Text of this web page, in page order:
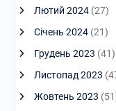
Лютий 2024(27)
Січень 2024(21)
Грудень 2023 (41)
Листопад 2023
Жовтень 2023